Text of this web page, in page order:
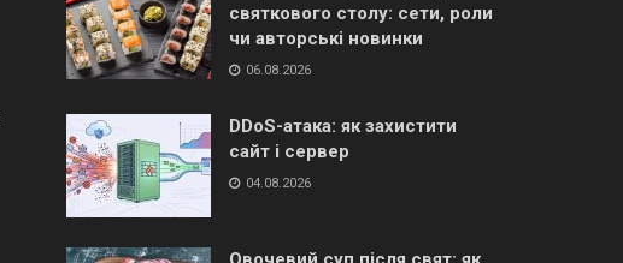
святкового столу: сети, роли
чи авторські новинки
06.08.2026
DDoS-атака: як захистити
сайт і сервер
04.08.2026